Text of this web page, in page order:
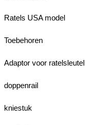
Ratels USA model
Toebehoren
Adaptor voor ratelsleutel
doppenrail
kniestuk